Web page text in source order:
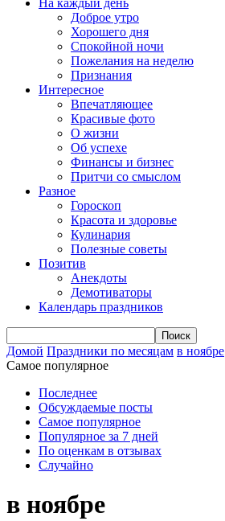
На каждый день
Доброе утро
Хорошего дня
Спокойной ночи
Пожелания на неделю
Признания
Интересное
Впечатляющее
Красивые фото
О жизни
Об успехе
Финансы и бизнес
Притчи со смыслом
Разное
Гороскоп
Красота и здоровье
Кулинария
Полезные советы
Позитив
Анекдоты
Демотиваторы
Календарь праздников
Домой Праздники по месяцам в ноябре
Самое популярное
Последнее
Обсуждаемые посты
Самое популярное
Популярное за 7 дней
По оценкам в отзывах
Случайно
в ноябре